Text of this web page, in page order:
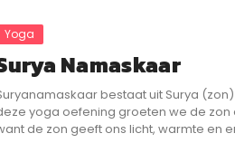
Yoga
Namaskaar
bestaat uit Surya
yoga oefening groeten we de
de zon geeft ons licht, warmte en